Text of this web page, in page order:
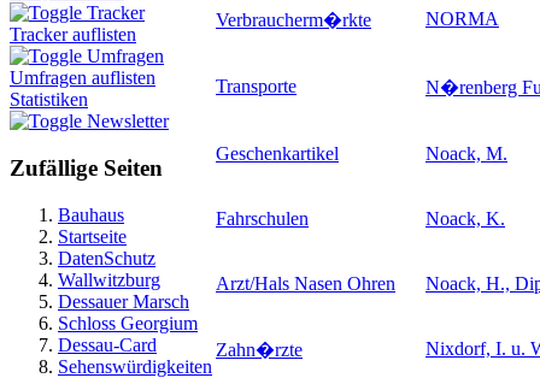
Tracker
Tracker auflisten
Umfragen
Umfragen auflisten
Statistiken
Newsletter
Zufällige Seiten
Bauhaus
Startseite
DatenSchutz
Wallwitzburg
Dessauer Marsch
Schloss Georgium
Dessau-Card
Sehenswürdigkeiten
Verbraucherm�rkte NORMA
Transporte N�renberg
Geschenkartikel Noack, M.
Fahrschulen Noack, K.
Arzt/Hals Nasen Ohren Noack, H.,
Zahn�rzte Nixdorf, I. u.